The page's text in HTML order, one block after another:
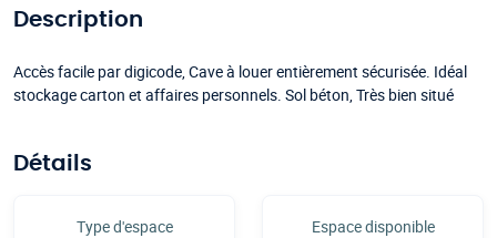
Description
Accès facile par digicode, Cave à louer entièrement sécurisée. Idéal
stockage carton et affaires personnels. Sol béton, Très bien situé
Détails
Type d'espace
Espace disponible